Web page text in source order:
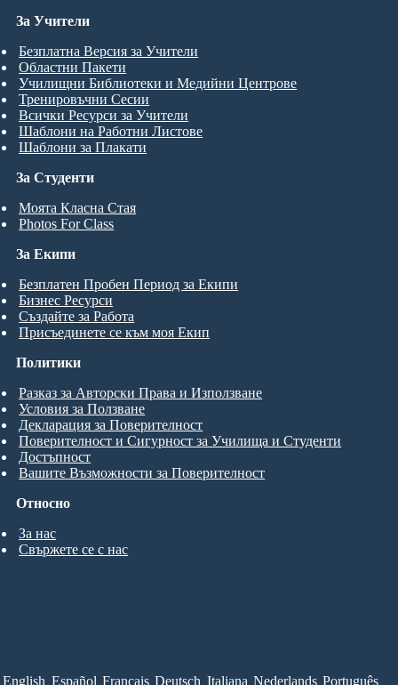
За Студенти
Моята Класна Стая
Photos For Class
За Учители
Безплатна Версия за Учители
Областни Пакети
Училищни Библиотеки и Медийни Центрове
Тренировъчни Сесии
Всички Ресурси за Учители
Шаблони на Работни Листове
Шаблони за Плакати
За Екипи
Безплатен Пробен Период за Екипи
Бизнес Ресурси
Създайте за Работа
Присъединете се към моя Екип
Относно
За нас
Свържете се с нас
Политики
Разказ за Авторски Права и Използване
Условия за Ползване
Декларация за Поверителност
Поверителност и Сигурност за Училища и Студенти
Достъпност
Вашите Възможности за Поверителност
English Español Français Deutsch Italiana Nederlands Português